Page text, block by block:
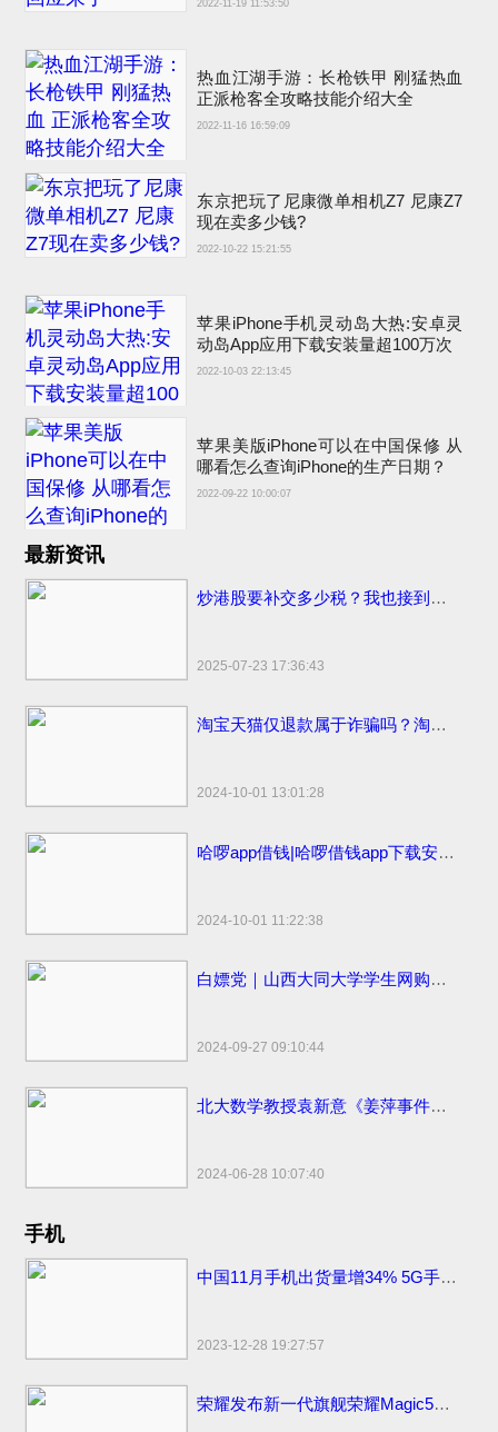
2022-11-19 11:53:50
热血江湖手游：长枪铁甲 刚猛热血
正派枪客全攻略技能介绍大全
2022-11-16 16:59:09
东京把玩了尼康微单相机Z7 尼康Z7
现在卖多少钱?
2022-10-22 15:21:55
苹果iPhone手机灵动岛大热:安卓灵
动岛App应用下载安装量超100万次
2022-10-03 22:13:45
苹果美版iPhone可以在中国保修 从
哪看怎么查询iPhone的生产日期？
2022-09-22 10:00:07
最新资讯
炒港股要补交多少税？我也接到催交补税特别行动的电话了
2025-07-23 17:36:43
淘宝天猫仅退款属于诈骗吗？淘宝天猫开始部分取消仅退款
2024-10-01 13:01:28
哈啰app借钱|哈啰借钱app下载安装免费小小上当和电话骚扰
2024-10-01 11:22:38
白嫖党｜山西大同大学学生网购申请“仅退款”被拒骂客服一小时
2024-09-27 09:10:44
北大数学教授袁新意《姜萍事件的疑点分析》点评姜萍板书 阿里巴巴竞赛受质疑
2024-06-28 10:07:40
手机
中国11月手机出货量增34% 5G手机出货量2709.2万部
2023-12-28 19:27:57
荣耀发布新一代旗舰荣耀Magic5系列，新款上市价格分期0首付3999元起